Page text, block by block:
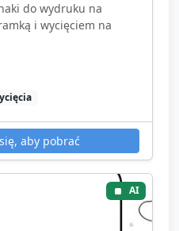
do wydruku na
i wycięciem na
aby pobrać
AI